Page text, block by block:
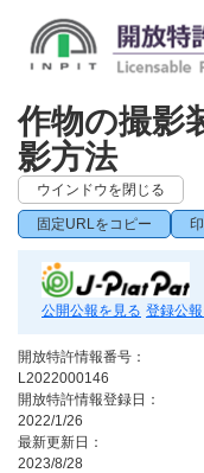
作物の撮影
影方法
ウインドウを閉じる
固定URLをコピー
公開公報を見る 登録公
開放特許情報番号：
L2022000146
開放特許情報登録日：
2022/1/26
最新更新日：
2023/8/28